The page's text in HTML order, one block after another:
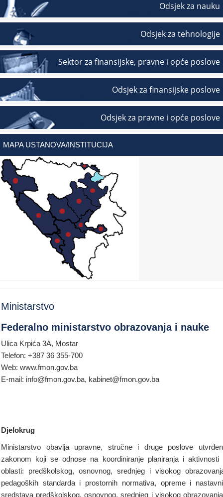
Odsjek za nauku
Odsjek za tehnologije
Sektor za finansijske, pravne i opće poslove
Odsjek za finansijske poslove
Odsjek za pravne i opće poslove
MAPA USTANOVA/INSTITUCIJA
Ministarstvo
Federalno ministarstvo obrazovanja i nauke
Ulica Krpića 3A, Mostar
Telefon: +387 36 355-700
Web: www.fmon.gov.ba
E-mail: info@fmon.gov.ba, kabinet@fmon.gov.ba
Djelokrug
Ministarstvo obavlja upravne, stručne i druge poslove
zakonom koji se odnose na koordiniranje planiranja i aktivnosti
oblasti: predškolskog, osnovnog, srednjeg i visokog
pedagoških standarda i prostornih normativa, opreme i
sredstava predškolskog, osnovnog, srednjeg i visokog